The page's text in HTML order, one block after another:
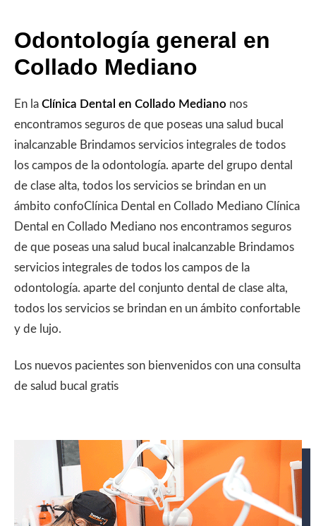
Odontología general en
Collado Mediano
En la Clínica Dental en Collado Mediano nos
encontramos seguros de que poseas una salud bucal
inalcanzable Brindamos servicios integrales de todos
los campos de la odontología. aparte del grupo dental
de clase alta, todos los servicios se brindan en un
ámbito confoClínica Dental en Collado Mediano Clínica
Dental en Collado Mediano nos encontramos seguros
de que poseas una salud bucal inalcanzable Brindamos
servicios integrales de todos los campos de la
odontología. aparte del conjunto dental de clase alta,
todos los servicios se brindan en un ámbito confortable
y de lujo.
Los nuevos pacientes son bienvenidos con una consulta
de salud bucal gratis